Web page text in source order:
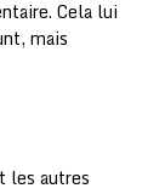
Cela lui
mais
les autres